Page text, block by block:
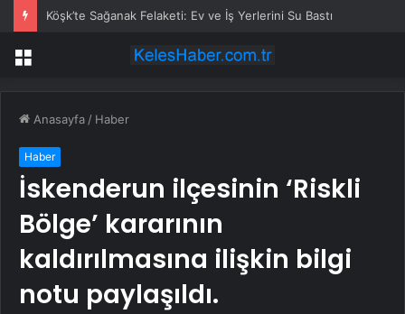
Köşk’te Sağanak Felaketi: Ev ve İş Yerlerini Su Bastı
Menü
Anasayfa / Haber
Haber
İskenderun ilçesinin ‘Riskli
Bölge’ kararının
kaldırılmasına ilişkin bilgi
notu paylaşıldı.